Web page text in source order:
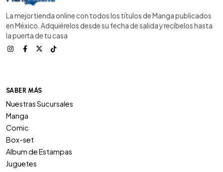
La mejor tienda online con todos los títulos de Manga publicados
en México. Adquiérelos desde su fecha de salida y recíbelos hasta
la puerta de tu casa
SABER MÁS
Nuestras Sucursales
Manga
Comic
Box-set
Album de Estampas
Juguetes